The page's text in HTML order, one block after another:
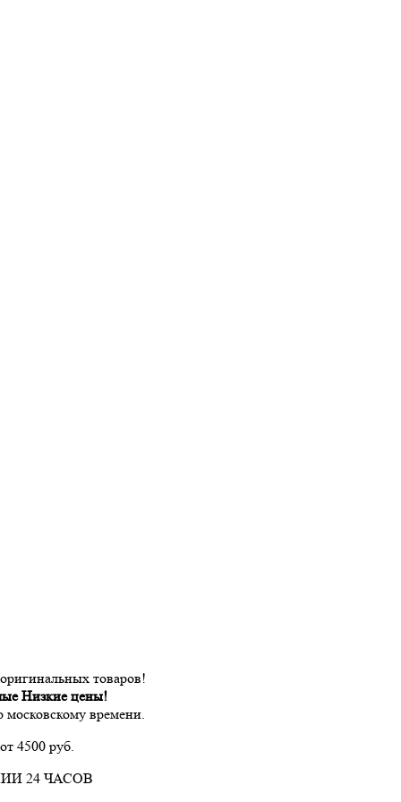
товаров!
Низкие цены!
московскому времени.
4500 руб.
24 ЧАСОВ